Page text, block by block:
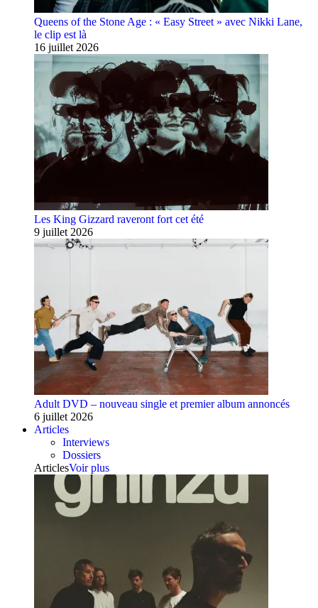
Queens of the Stone Age : « Easy Street » avec Nikki Lane,
le clip est là
16 juillet 2026
Les King Gizzard raveront fort cet été
9 juillet 2026
Adult DVD – nouveau single et premier album annoncés
6 juillet 2026
Articles
Interviews
Dossiers
ArticlesVoir plus